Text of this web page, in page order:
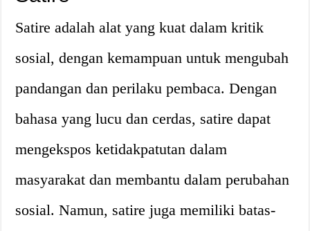
Satire adalah alat yang kuat dalam kritik
sosial, dengan kemampuan untuk mengubah
pandangan dan perilaku pembaca. Dengan
bahasa yang lucu dan cerdas, satire dapat
mengekspos ketidakpatutan dalam
masyarakat dan membantu dalam perubahan
sosial. Namun, satire juga memiliki batas-